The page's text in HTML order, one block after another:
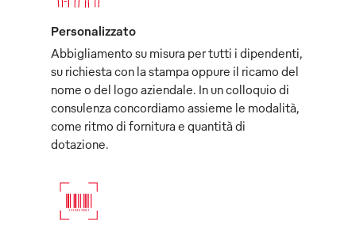
Personalizzato
Abbigliamento su misura per tutti i dipendenti,
su richiesta con la stampa oppure il ricamo del
nome o del logo aziendale. In un colloquio di
consulenza concordiamo assieme le modalità,
come ritmo di fornitura e quantità di
dotazione.